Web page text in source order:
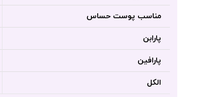
مناسب پوست حساس
پارابن
پارافین
الکل